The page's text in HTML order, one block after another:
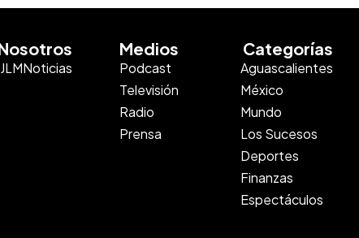
JLMNoticias
Medios
Podcast
Televisión
Radio
Prensa
Categorías
Aguascalientes
México
Mundo
Los Sucesos
Deportes
Finanzas
Espectáculos